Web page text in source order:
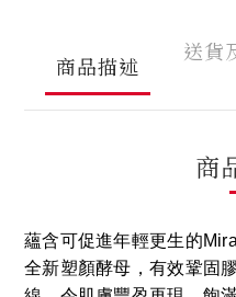
商品描述
送貨
商
蘊含可促進年輕更生的
全新塑顏酵母，有效鞏固